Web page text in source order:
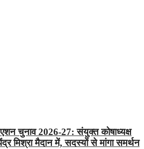
चुनाव 2026-27: संयुक्त कोषाध्यक्ष
मिश्रा मैदान में, सदस्यों से मांगा समर्थन